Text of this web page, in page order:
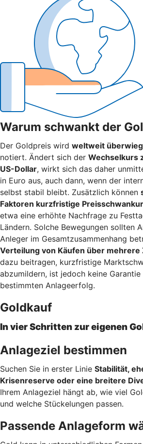
Warum schwankt der
Der Goldpreis wird weltweit
notiert. Ändert sich der Wechselkurs
US-Dollar, wirkt sich das daher
in Euro aus, auch dann, wenn der
selbst stabil bleibt. Zusätzlich können
Faktoren kurzfristige
etwa eine erhöhte Nachfrage zu
Ländern. Solche Bewegungen sollten
Anleger im Gesamtzusammenhang
Verteilung von Käufen über mehrere
dazu beitragen, kurzfristige
abzumildern, ist jedoch keine Garantie
bestimmten Anlageerfolg.
Goldkauf
In vier Schritten zur eigenen
Anlageziel bestimmen
Suchen Sie in erster Linie Stabilität,
Krisenreserve oder eine breitere
Ihrem Anlageziel hängt ab, wie viel
und welche Stückelungen passen.
Passende Anlageform